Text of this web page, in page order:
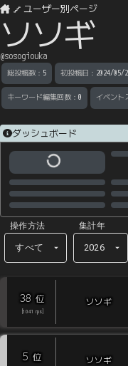
ユーザー別ページ
ソソギ
@sosogiouka
総投稿数 ： 5 初投稿日 ： 2024/05/
キーワード編集回数 ： 0 イベント
ダッシュボード
操作方法
すべて
集計年
2026
38 位
1041 rps
ソソギ
5 位 ソソギ